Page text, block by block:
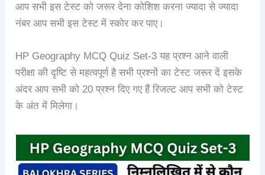
आप सभी इस टेस्ट को जरूर देना कोशिश करना ज्यादा से ज्यादा
नंबर आप सभी इस टेस्ट में स्कोर कर पाए।
HP Geography MCQ Quiz Set-3 यह प्रश्न आने वाली
परीक्षा की दृष्टि से महत्वपूर्ण है सभी प्रश्नों का टेस्ट जरूर दें इसके
अंदर आप सभी को 20 प्रश्न दिए गए हैं रिजल्ट आप सभी को टेस्ट
के अंत में मिलेगा।